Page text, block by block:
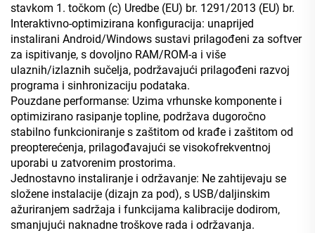
stavkom 1. točkom (c) Uredbe (EU) br. 1291/2013 (EU) br.
Interaktivno-optimizirana konfiguracija: unaprijed
instalirani Android/Windows sustavi prilagođeni za softver
za ispitivanje, s dovoljno RAM/ROM-a i više
ulaznih/izlaznih sučelja, podržavajući prilagođeni razvoj
programa i sinhronizaciju podataka.
Pouzdane performanse: Uzima vrhunske komponente i
optimizirano rasipanje topline, podržava dugoročno
stabilno funkcioniranje s zaštitom od krađe i zaštitom od
preopterećenja, prilagođavajući se visokofrekventnoj
uporabi u zatvorenim prostorima.
Jednostavno instaliranje i održavanje: Ne zahtijevaju se
složene instalacije (dizajn za pod), s USB/daljinskim
ažuriranjem sadržaja i funkcijama kalibracije dodirom,
smanjujući naknadne troškove rada i održavanja.